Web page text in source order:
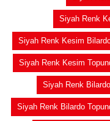
Siyah Renk
Siyah Renk Kesim
Siyah Renk Kesim
Siyah Renk Bilardo
Siyah Renk Bilardo